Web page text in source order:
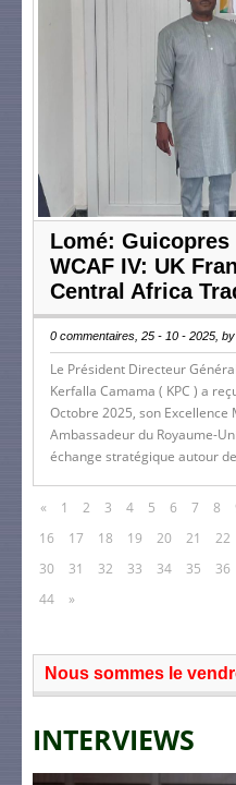
Lomé:
WCAF IV: UK
Central Africa
0 commentaires, 25 - 10 - 2025, by
Le Président Directeur
Kerfalla Camama ( KPC ) a
Octobre 2025, son Excellence
Ambassadeur du Royaume-
échange stratégique autour
« 1 2 3 4 5 6 7 8
16
17 18 19 20 21 22
30
31 32 33 34 35 36
44
»
Nous sommes le
INTERVIEWS